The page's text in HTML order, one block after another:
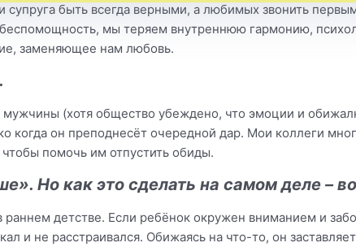
супруга быть всегда верными, а любимых звонить
мы теряем внутреннюю гармонию,
заменяющее нам любовь.
(хотя общество убеждено, что эмоции и
он преподнесёт очередной дар. Мои коллеги
помочь им отпустить обиды.
Но как это сделать на самом деле –
детстве. Если ребёнок окружен вниманием и
и не расстраивался. Обижаясь на что-то, он